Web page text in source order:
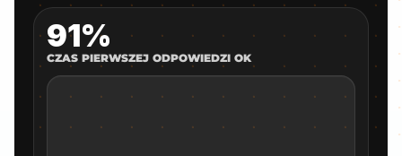
91%
CZAS PIERWSZEJ ODPOWIEDZI OK